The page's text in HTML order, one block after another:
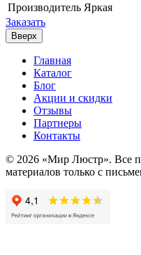
Производитель Яркая
Заказать
Вверх
Главная
Каталог
Блог
Акции и скидки
Отзывы
Партнеры
Контакты
© 2026 «Мир Люстр». Все
материалов только с